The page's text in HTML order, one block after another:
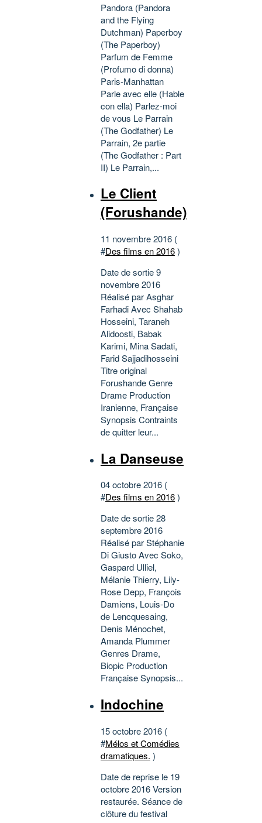
Pandora (Pandora
and the Flying
Dutchman) Paperboy
(The Paperboy)
Parfum de Femme
(Profumo di donna)
Paris-Manhattan
Parle avec elle (Hable
con ella) Parlez-moi
de vous Le Parrain
(The Godfather) Le
Parrain, 2e partie
(The Godfather : Part
II) Le Parrain,...
Le Client
(Forushande)
11 novembre 2016 (
#Des films en 2016)
Date de sortie 9
novembre 2016
Réalisé par Asghar
Farhadi Avec Shahab
Hosseini, Taraneh
Alidoosti, Babak
Karimi, Mina Sadati,
Farid Sajjadihosseini
Titre original
Forushande Genre
Drame Production
Iranienne, Française
Synopsis Contraints
de quitter leur...
La Danseuse
04 octobre 2016 (
#Des films en 2016)
Date de sortie 28
septembre 2016
Réalisé par Stéphanie
Di Giusto Avec Soko,
Gaspard Ulliel,
Mélanie Thierry, Lily-
Rose Depp, François
Damiens, Louis-Do
de Lencquesaing,
Denis Ménochet,
Amanda Plummer
Genres Drame,
Biopic Production
Française Synopsis...
Indochine
15 octobre 2016 (
#Mélos et Comédies
dramatiques. )
Date de reprise le 19
octobre 2016 Version
restaurée. Séance de
clôture du festival